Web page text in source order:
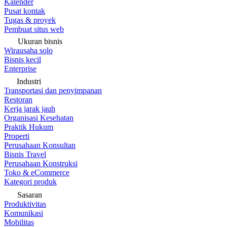
Kalender
Pusat kontak
Tugas & proyek
Pembuat situs web
Ukuran bisnis
Wirausaha solo
Bisnis kecil
Enterprise
Industri
Transportasi dan penyimpanan
Restoran
Kerja jarak jauh
Organisasi Kesehatan
Praktik Hukum
Properti
Perusahaan Konsultan
Bisnis Travel
Perusahaan Konstruksi
Toko & eCommerce
Kategori produk
Sasaran
Produktivitas
Komunikasi
Mobilitas